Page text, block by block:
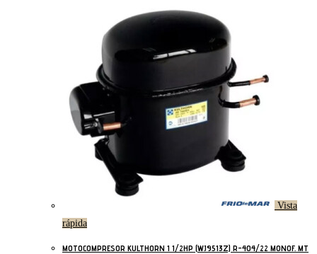
Vista
rápida
MOTOCOMPRESOR KULTHORN 1 1/2HP (WJ9513Z) R-404/22 MONOF. MT